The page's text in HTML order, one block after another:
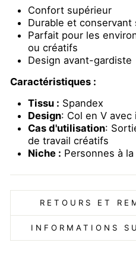
Confort supérieur
Durable et conservant
Parfait pour les
ou créatifs
Design avant-gardiste
Caractéristiques :
Tissu : Spandex
Design: Col en V
Cas d'utilisation:
de travail créatifs
Niche : Personnes à la
RETOURS ET
INFORMATIONS